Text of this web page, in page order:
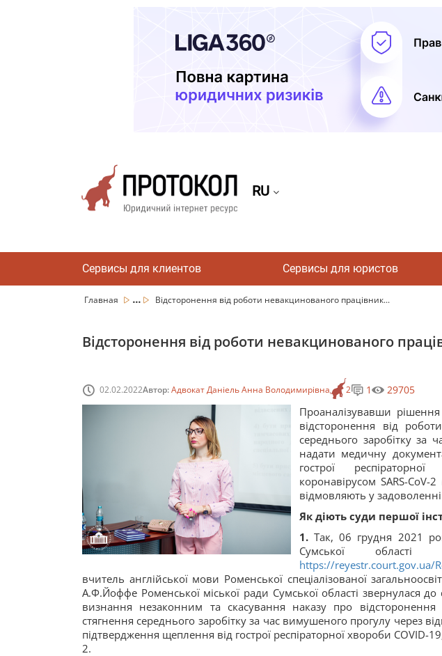
RU
Сервисы для клиентов Сервисы для юристов
Главная ... Відсторонення від роботи невакцинованого працівник...
Відсторонення від роботи невакцинованого
02.02.2022Автор:Адвокат Даніель Анна Володимирівна 2 1 29705
Проаналізувавши
відсторонення від
середнього заробітку за
надати медичну
гострої
коронавірусом SARS-
відмовляють у
Як діють суди першої
1.Так, 06 грудня 2021
Сумської
https://reyestr.court.gov.ua/
вчитель англійської мови Роменської спеціалізованої
А.Ф.Йоффе Роменської міської ради Сумської області звернулася
визнання незаконним та скасування наказу про
стягнення середнього заробітку за час вимушеного прогулу через
підтвердження щеплення від гострої респіраторної хвороби COVID-
2.